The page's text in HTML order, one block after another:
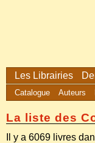
Les Librairies
Catalogue Auteurs
La liste des
Il y a 6069 livres